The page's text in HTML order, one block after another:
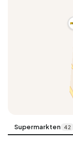
Supermarkten 42